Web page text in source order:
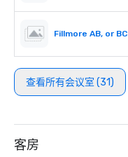
Fillmore AB, or BC
查看所有会议室 (31)
客房